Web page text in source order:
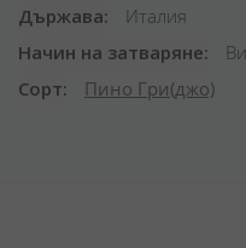
Държава
Италия
Начин на затваряне
Сорт
Пино Гри(джо)